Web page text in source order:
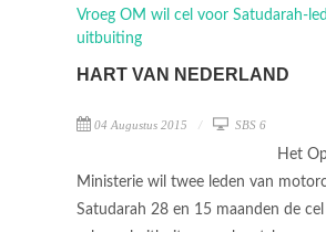
HART VAN NEDERLAND
04 Augustus 2015 SBS 6
Het
Ministerie wil twee leden van
Satudarah 28 en 15 maanden de